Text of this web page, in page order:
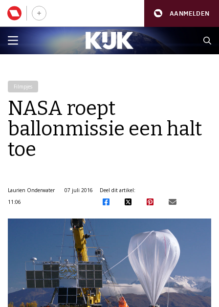
AANMELDEN
Filmpjes
NASA roept
ballonmissie een halt
toe
Laurien Onderwater
07 juli 2016
11:06
Deel dit artikel: